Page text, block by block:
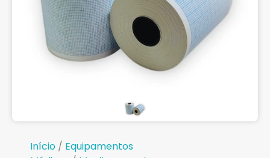
Início / Equipamentos